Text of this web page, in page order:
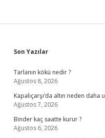
Sidebar
Son Yazılar
Tarlanın kökü nedir ?
Ağustos 8, 2026
Kapalıçarşı’da altın neden daha
Ağustos 7, 2026
Binder kaç saatte kurur ?
Ağustos 6, 2026